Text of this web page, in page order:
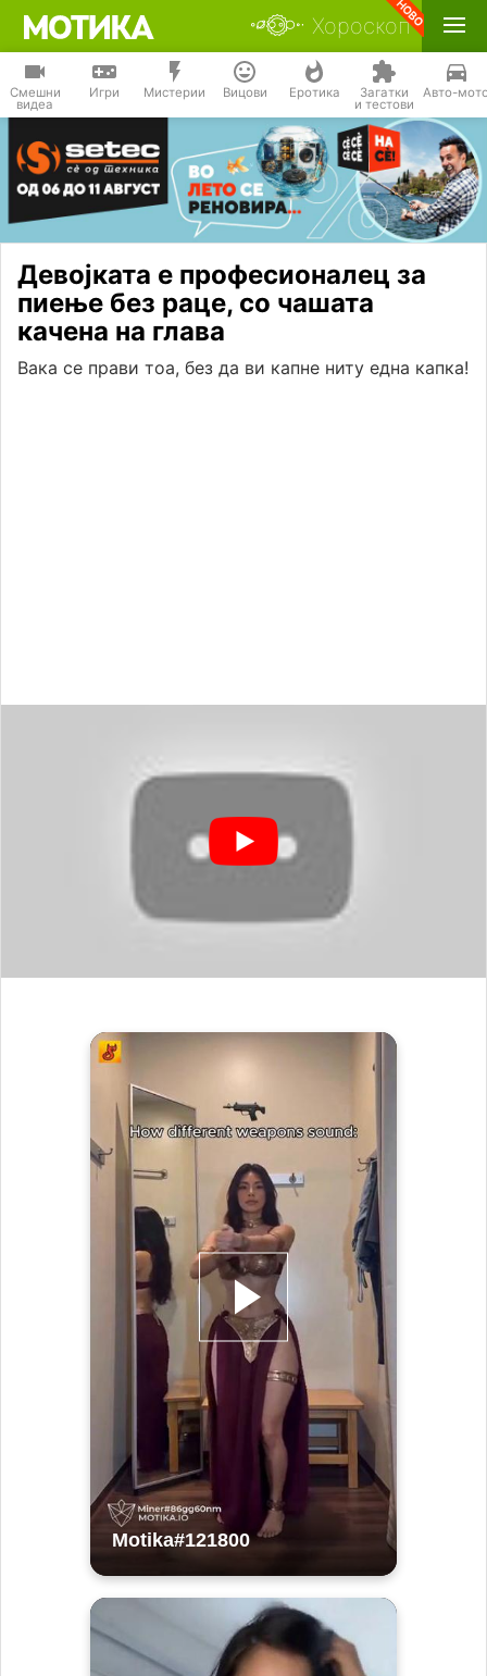
Хороскоп
Смешни
видеа
Игри Мистерии Вицови Еротика Загатки
и тестови
Авто-
Девојката е професионалец за
пиење без раце, со чашата
качена на глава
Вака се прави тоа, без да ви капне ниту една капка!